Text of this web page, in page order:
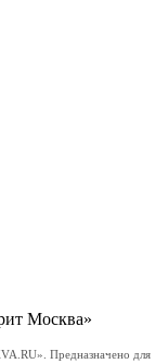
Москва»
Предназначено для